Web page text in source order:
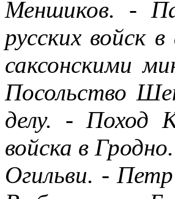
Меншиков. -
русских войск
саксонскими
Посольство
делу. - Поход
войска в
Огильви. -